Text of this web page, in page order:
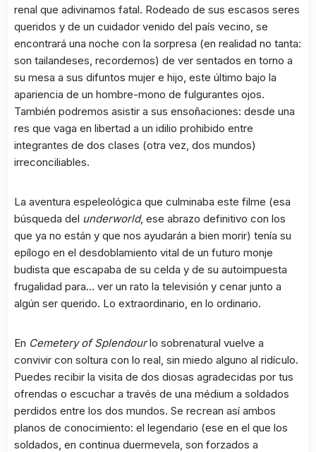
renal que adivinamos fatal. Rodeado de sus escasos seres
queridos y de un cuidador venido del país vecino, se
encontrará una noche con la sorpresa (en realidad no tanta:
son tailandeses, recordemos) de ver sentados en torno a
su mesa a sus difuntos mujer e hijo, este último bajo la
apariencia de un hombre-mono de fulgurantes ojos.
También podremos asistir a sus ensoñaciones: desde una
res que vaga en libertad a un idilio prohibido entre
integrantes de dos clases (otra vez, dos mundos)
irreconciliables.
La aventura espeleológica que culminaba este filme (esa
búsqueda del underworld, ese abrazo definitivo con los
que ya no están y que nos ayudarán a bien morir) tenía su
epílogo en el desdoblamiento vital de un futuro monje
budista que escapaba de su celda y de su autoimpuesta
frugalidad para… ver un rato la televisión y cenar junto a
algún ser querido. Lo extraordinario, en lo ordinario.
En Cemetery of Splendourlo sobrenatural vuelve a
convivir con soltura con lo real, sin miedo alguno al ridículo.
Puedes recibir la visita de dos diosas agradecidas por tus
ofrendas o escuchar a través de una médium a soldados
perdidos entre los dos mundos. Se recrean así ambos
planos de conocimiento: el legendario (ese en el que los
soldados, en continua duermevela, son forzados a